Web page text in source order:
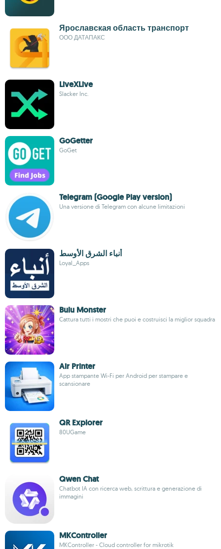
Ярославская область транспорт
ООО ДАТАПАКС
LiveXLive
Slacker Inc.
GoGetter
GoGet
Telegram (Google Play version)
Una versione di Telegram con alcune limitazioni
أنباء الشرق الأوسط
Loyal_Apps
Bulu Monster
Cattura tutti i mostri che puoi e costruisci la miglior squadra
Air Printer
App stampante Wi-Fi per Android per stampare e
scansionare
QR Explorer
80UGame
Qwen Chat
Chatbot IA con ricerca web, scrittura e generazione di
immagini
MKController
MKController - Cloud controller for mikrotik